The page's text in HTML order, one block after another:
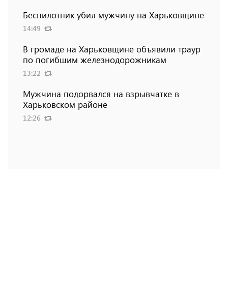
Беспилотник убил мужчину на Харьковщине
14:49
В громаде на Харьковщине объявили траур
по погибшим железнодорожникам
13:22
Мужчина подорвался на взрывчатке в
Харьковском районе
12:26